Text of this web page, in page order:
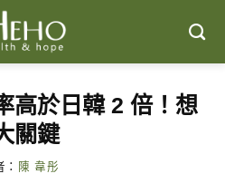
高於日韓 2 倍！想
關鍵
陳 韋彤